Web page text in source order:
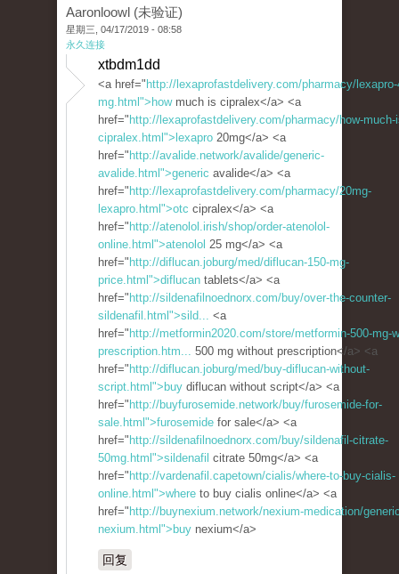
Aaronloowl (未验证)
星期三, 04/17/2019 - 08:58
永久连接
xtbdm1dd
<a href=" http://lexaprofastdelivery.com/pharmacy/lexapro-
mg.html">howmuch is cipralex</a> <a
href=" http://lexaprofastdelivery.com/pharmacy/how-much-
cipralex.html">lexapro 20mg</a> <a
href=" http://avalide.network/avalide/generic-
avalide.html">generic avalide</a> <a
href=" http://lexaprofastdelivery.com/pharmacy/20mg-
lexapro.html">otc cipralex</a> <a
href=" http://atenolol.irish/shop/order-atenolol-
online.html">atenolol 25 mg</a> <a
href=" http://diflucan.joburg/med/diflucan-150-mg-
price.html">diflucan tablets</a> <a
href=" http://sildenafilnoednorx.com/buy/over-the-counter-
sildenafil.html">sild... <a
href=" http://metformin2020.com/store/metformin-500-mg-
prescription.htm... 500 mg without prescription</a> <a
href=" http://diflucan.joburg/med/buy-diflucan-without-
script.html">buy diflucan without script</a> <a
href=" http://buyfurosemide.network/buy/furosemide-for-
sale.html">furosemide for sale</a> <a
href=" http://sildenafilnoednorx.com/buy/sildenafil-citrate-
50mg.html">sildenafil citrate 50mg</a> <a
href=" http://vardenafil.capetown/cialis/where-to-buy-cialis-
online.html">where to buy cialis online</a> <a
href=" http://buynexium.network/nexium-medication/
nexium.html">buy nexium</a>
回复